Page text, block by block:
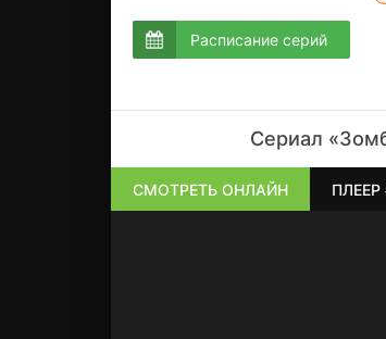
Расписание серий
Сериал
СМОТРЕТЬ ОНЛАЙН ПЛЕЕР